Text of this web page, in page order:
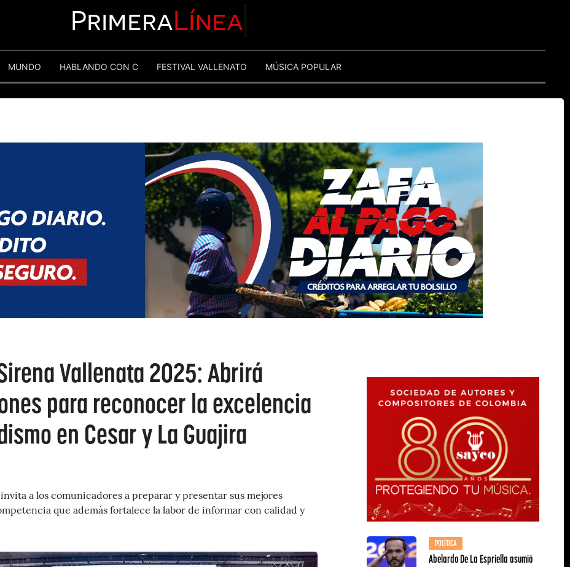
PrimeraLínea
MUNDO HABLANDO CON C FESTIVAL VALLENATO MÚSICA POPULAR
Vallenata 2025: Abrirá
para reconocer la excelencia
en Cesar y La Guajira
a los comunicadores a preparar y presentar sus mejores
que además fortalece la labor de informar con calidad y
POLÍTICA
Abelardo De La Espriella asumió